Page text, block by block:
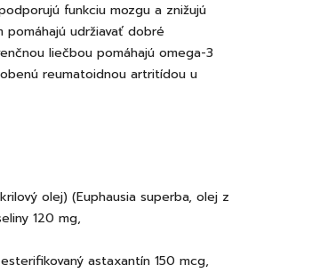
funkciu mozgu a znižujú
udržiavať dobré
liečbou pomáhajú omega-3
reumatoidnou artritídou u
olej) (Euphausia superba, olej z
120 mg,
astaxantín 150 mcg,